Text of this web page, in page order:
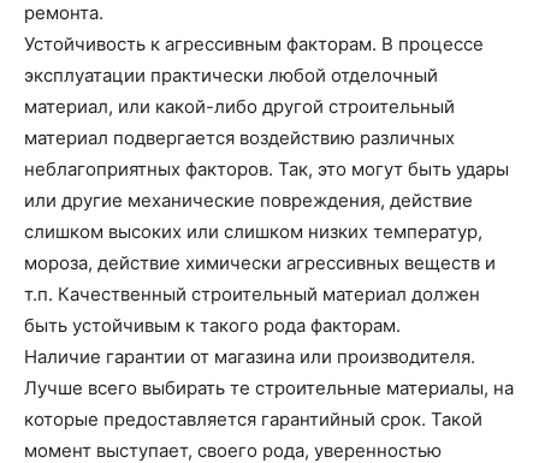
ремонта.
Устойчивость к агрессивным факторам. В процессе
эксплуатации практически любой отделочный
материал, или какой-либо другой строительный
материал подвергается воздействию различных
неблагоприятных факторов. Так, это могут быть удары
или другие механические повреждения, действие
слишком высоких или слишком низких температур,
мороза, действие химически агрессивных веществ и
т.п. Качественный строительный материал должен
быть устойчивым к такого рода факторам.
Наличие гарантии от магазина или производителя.
Лучше всего выбирать те строительные материалы, на
которые предоставляется гарантийный срок. Такой
момент выступает, своего рода, уверенностью